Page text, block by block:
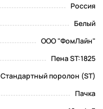
Россия
Белый
ООО "ФомЛайн"
Пена ST:1825
Стандартный поролон (ST)
Пачка